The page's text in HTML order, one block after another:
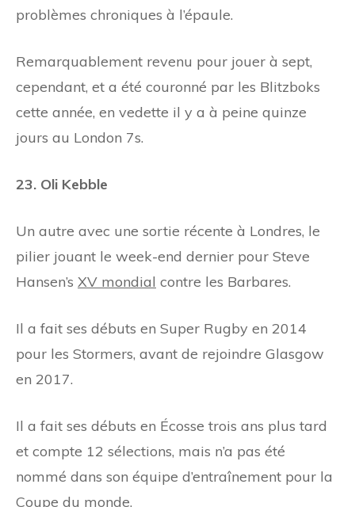
problèmes chroniques à l’épaule.
Remarquablement revenu pour jouer à sept,
cependant, et a été couronné par les Blitzboks
cette année, en vedette il y a à peine quinze
jours au London 7s.
23. Oli Kebble
Un autre avec une sortie récente à Londres, le
pilier jouant le week-end dernier pour Steve
Hansen’s XV mondial contre les Barbares.
Il a fait ses débuts en Super Rugby en 2014
pour les Stormers, avant de rejoindre Glasgow
en 2017.
Il a fait ses débuts en Écosse trois ans plus tard
et compte 12 sélections, mais n’a pas été
nommé dans son équipe d’entraînement pour la
Coupe du monde.